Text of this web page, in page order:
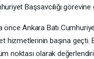
Başsavcılığı görevine
önce Ankara Batı
hizmetlerinin başına geçti.
noktası olarak